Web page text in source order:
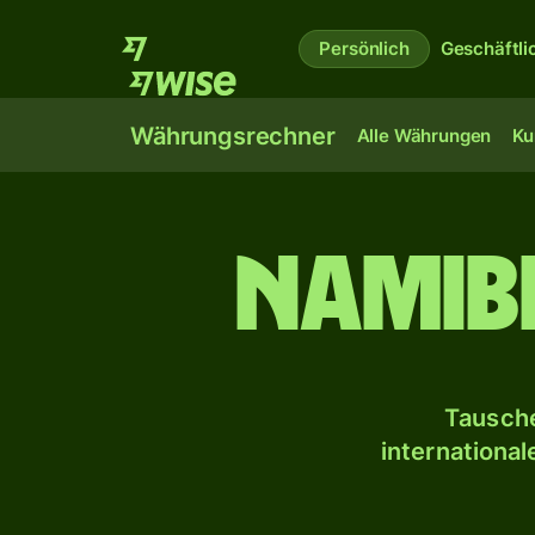
Persönlich
Währungsrechner Alle Währungen